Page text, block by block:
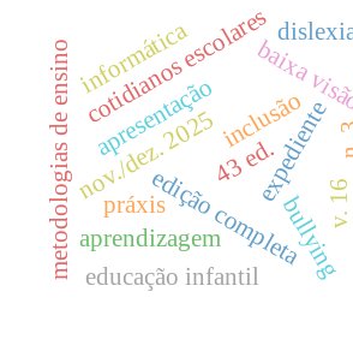
edição completa v. 16
nov./dez. 202543 ed.expediente
apresentação
cotidianos escolaresbaixa
metodologias de ensino educação infantil
inclusão
informática
práxis bullying
aprendizagem